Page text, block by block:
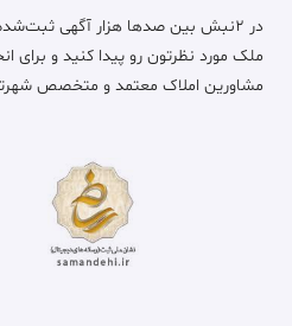
در ۲نبش بین صدها هزار آگهی
ملک مورد نظرتون رو پیدا کنید و برای
مشاورین املاک معتمد و متخصص